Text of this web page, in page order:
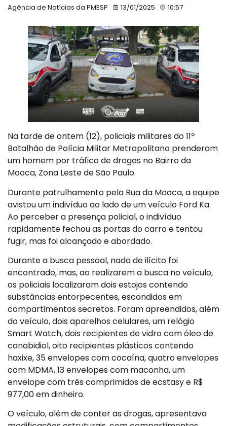
Agência de Notícias da PMESP 13/01/2025 10:57
Na tarde de ontem (12), policiais militares do 11º
Batalhão de Polícia Militar Metropolitano prenderam
um homem por tráfico de drogas no Bairro da
Mooca, Zona Leste de São Paulo.
Durante patrulhamento pela Rua da Mooca, a equipe
avistou um indivíduo ao lado de um veículo Ford Ka.
Ao perceber a presença policial, o indivíduo
rapidamente fechou as portas do carro e tentou
fugir, mas foi alcançado e abordado.
Durante a busca pessoal, nada de ilícito foi
encontrado, mas, ao realizarem a busca no veículo,
os policiais localizaram dois estojos contendo
substâncias entorpecentes, escondidos em
compartimentos secretos. Foram apreendidos, além
do veículo, dois aparelhos celulares, um relógio
Smart Watch, dois recipientes de vidro com óleo de
canabidiol, oito recipientes plásticos contendo
haxixe, 35 envelopes com cocaína, quatro envelopes
com MDMA, 13 envelopes com maconha, um
envelope com três comprimidos de ecstasy e R$
977,00 em dinheiro.
O veículo, além de conter as drogas, apresentava